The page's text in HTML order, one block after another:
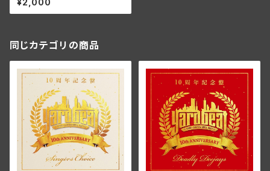
¥2,000
同じカテゴリの商品